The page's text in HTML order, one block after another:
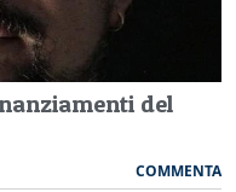
del
COMMENTA